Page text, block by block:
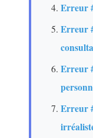
Erreur
Erreur
Erreur
Erreur